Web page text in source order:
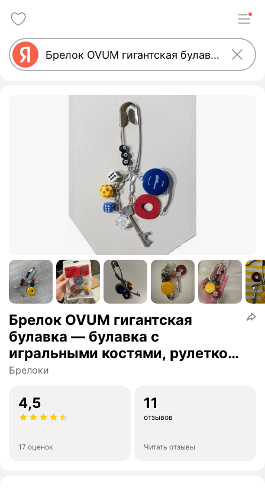
Брелок OVUM гигантская
булавка — булавка с
игральными костями, рулеткой
и бильярдными шарами
Брелоки
4,5
17 оценок
11
отзывов
Читать отзывы